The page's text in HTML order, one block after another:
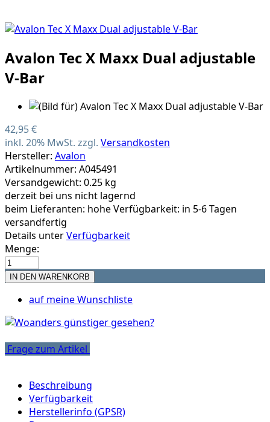
Avalon Tec X Maxx Dual adjustable
V-Bar
42,95 €
inkl. 20% MwSt. zzgl. Versandkosten
Hersteller: Avalon
Artikelnummer: A045491
Versandgewicht: 0.25 kg
derzeit bei uns nicht lagernd
beim Lieferanten: hohe Verfügbarkeit: in 5-6 Tagen
versandfertig
Details unterVerfügbarkeit
Menge:
auf meine Wunschliste
Frage zum Artikel
Beschreibung
Verfügbarkeit
Herstellerinfo (GPSR)